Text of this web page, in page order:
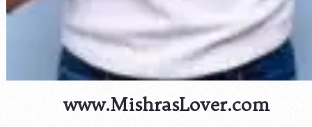
www.MishrasLover.com